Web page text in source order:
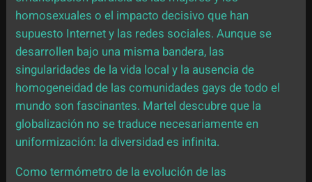
homosexuales o el impacto decisivo que han
supuesto Internet y las redes sociales. Aunque se
desarrollen bajo una misma bandera, las
singularidades de la vida local y la ausencia de
homogeneidad de las comunidades gays de todo el
mundo son fascinantes. Martel descubre que la
globalización no se traduce necesariamente en
uniformización: la diversidad es infinita.
Como termómetro de la evolución de las